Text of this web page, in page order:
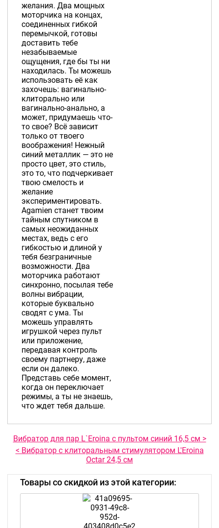
желания. Два мощных
моторчика на концах,
соединенных гибкой
перемычкой, готовы
доставить тебе
незабываемые
ощущения, где бы ты ни
находилась. Ты можешь
использовать её как
захочешь: вагинально-
клиторально или
вагинально-анально, а
может, придумаешь что-
то свое? Всё зависит
только от твоего
воображения! Нежный
синий металлик — это не
просто цвет, это стиль,
это то, что подчеркивает
твою смелость и
желание
экспериментировать.
Agamien станет твоим
тайным спутником в
самых неожиданных
местах, ведь с его
гибкостью и длиной у
тебя безграничные
возможности. Два
моторчика работают
синхронно, посылая тебе
волны вибрации,
которые буквально
сводят с ума. Ты
можешь управлять
игрушкой через пульт
или приложение,
передавая контроль
своему партнеру, даже
если он далеко.
Представь себе момент,
когда он переключает
режимы, а ты не знаешь,
что ждет тебя дальше.
Вибратор для пар L`Eroina с пультом синий 16,5 см >
< Вибратор с клиторальным стимулятором L'Eroina
Octar 24,5 см
Товары со скидкой из этой категории: